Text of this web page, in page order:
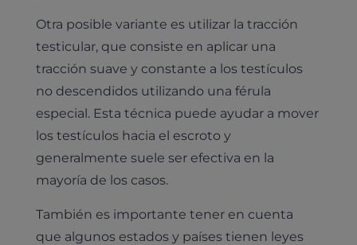
Pruebas diagnósticas
Otra posible variante es utilizar la tracción
testicular, que consiste en aplicar una
tracción suave y constante a los testículos
no descendidos utilizando una férula
especial. Esta técnica puede ayudar a mover
los testículos hacia el escroto y
generalmente suele ser efectiva en la
mayoría de los casos.
También es importante tener en cuenta
que algunos estados y países tienen leyes